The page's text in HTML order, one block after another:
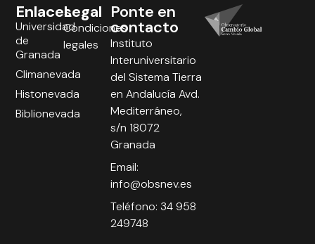
Legal
Condiciones
legales
Enlaces
Universidad
de
Granada
Climanevada
Histonevada
Biblionevada
Ponte en
contacto
Instituto
Interuniversitario
del Sistema Tierra
en Andalucía Avd.
Mediterráneo,
s/n 18072
Granada
Email:
info@obsnev.es
Teléfono: 34 958
249748